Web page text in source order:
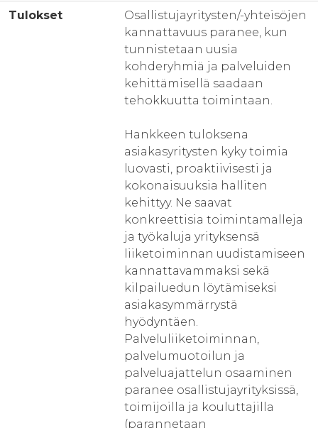
Tulokset
Osallistujayritysten/-yhteisöjen
kannattavuus paranee, kun
tunnistetaan uusia
kohderyhmiä ja palveluiden
kehittämisellä saadaan
tehokkuutta toimintaan.
Hankkeen tuloksena
asiakasyritysten kyky toimia
luovasti, proaktiivisesti ja
kokonaisuuksia halliten
kehittyy. Ne saavat
konkreettisia toimintamalleja
ja työkaluja yrityksensä
liiketoiminnan uudistamiseen
kannattavammaksi sekä
kilpailuedun löytämiseksi
asiakasymmärrystä
hyödyntäen.
Palveluliiketoiminnan,
palvelumuotoilun ja
palveluajattelun osaaminen
paranee osallistujayrityksissä,
toimijoilla ja kouluttajilla
(parannetaan